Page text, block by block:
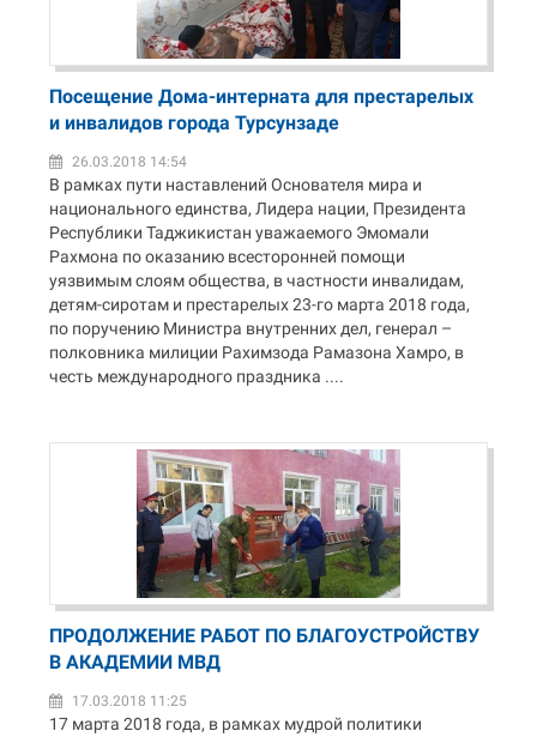
Посещение Дома-интерната для престарелых
и инвалидов города Турсунзаде
26.03.2018 14:54
В рамках пути наставлений Основателя мира и
национального единства, Лидера нации, Президента
Республики Таджикистан уважаемого Эмомали
Рахмона по оказанию всесторонней помощи
уязвимым слоям общества, в частности инвалидам,
детям-сиротам и престарелых 23-го марта 2018 года,
по поручению Министра внутренних дел, генерал –
полковника милиции Рахимзода Рамазона Хамро, в
честь международного праздника ....
ПРОДОЛЖЕНИЕ РАБОТ ПО БЛАГОУСТРОЙСТВУ
В АКАДЕМИИ МВД
17.03.2018 11:25
17 марта 2018 года, в рамках мудрой политики